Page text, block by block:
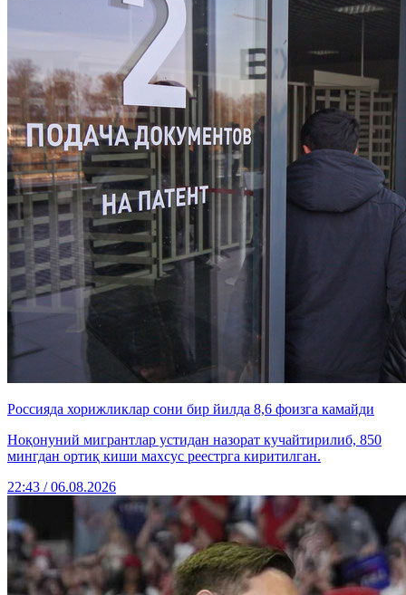
Россияда хорижликлар сони бир йилда 8,6 фоизга камайди
Ноқонуний мигрантлар устидан назорат кучайтирилиб, 850
мингдан ортиқ киши махсус реестрга киритилган.
22:43 / 06.08.2026